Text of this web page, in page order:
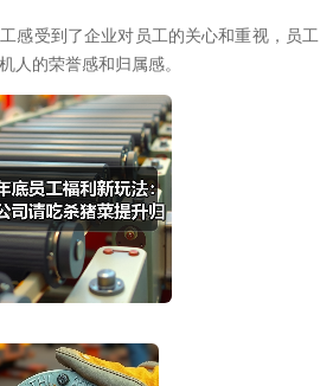
感受到了企业对员工的关心和重视，员工
人的荣誉感和归属感。